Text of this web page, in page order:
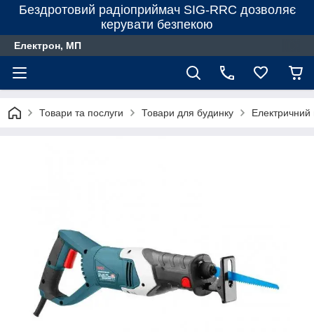
Бездротовий радіоприймач SIG-RRC дозволяє
керувати безпекою
Електрон, МП
Товари та послуги Товари для будинку Електричний